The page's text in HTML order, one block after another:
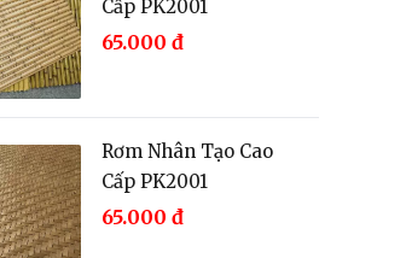
65.000đ
Rơm Nhân Tạo Cao
Cấp PK2001
65.000đ